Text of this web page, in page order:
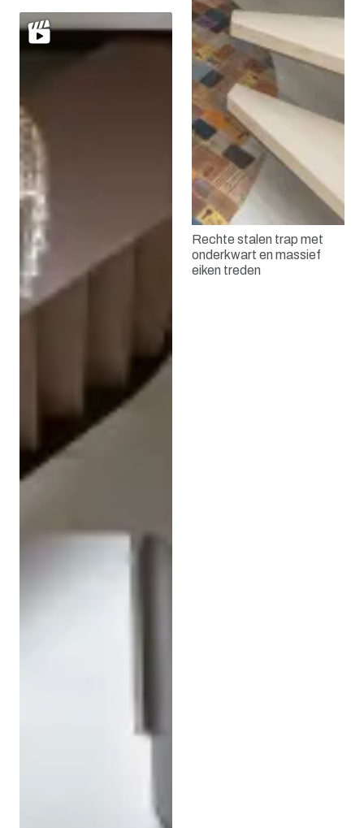
Rechte stalen trap met
onderkwart en massief
eiken treden